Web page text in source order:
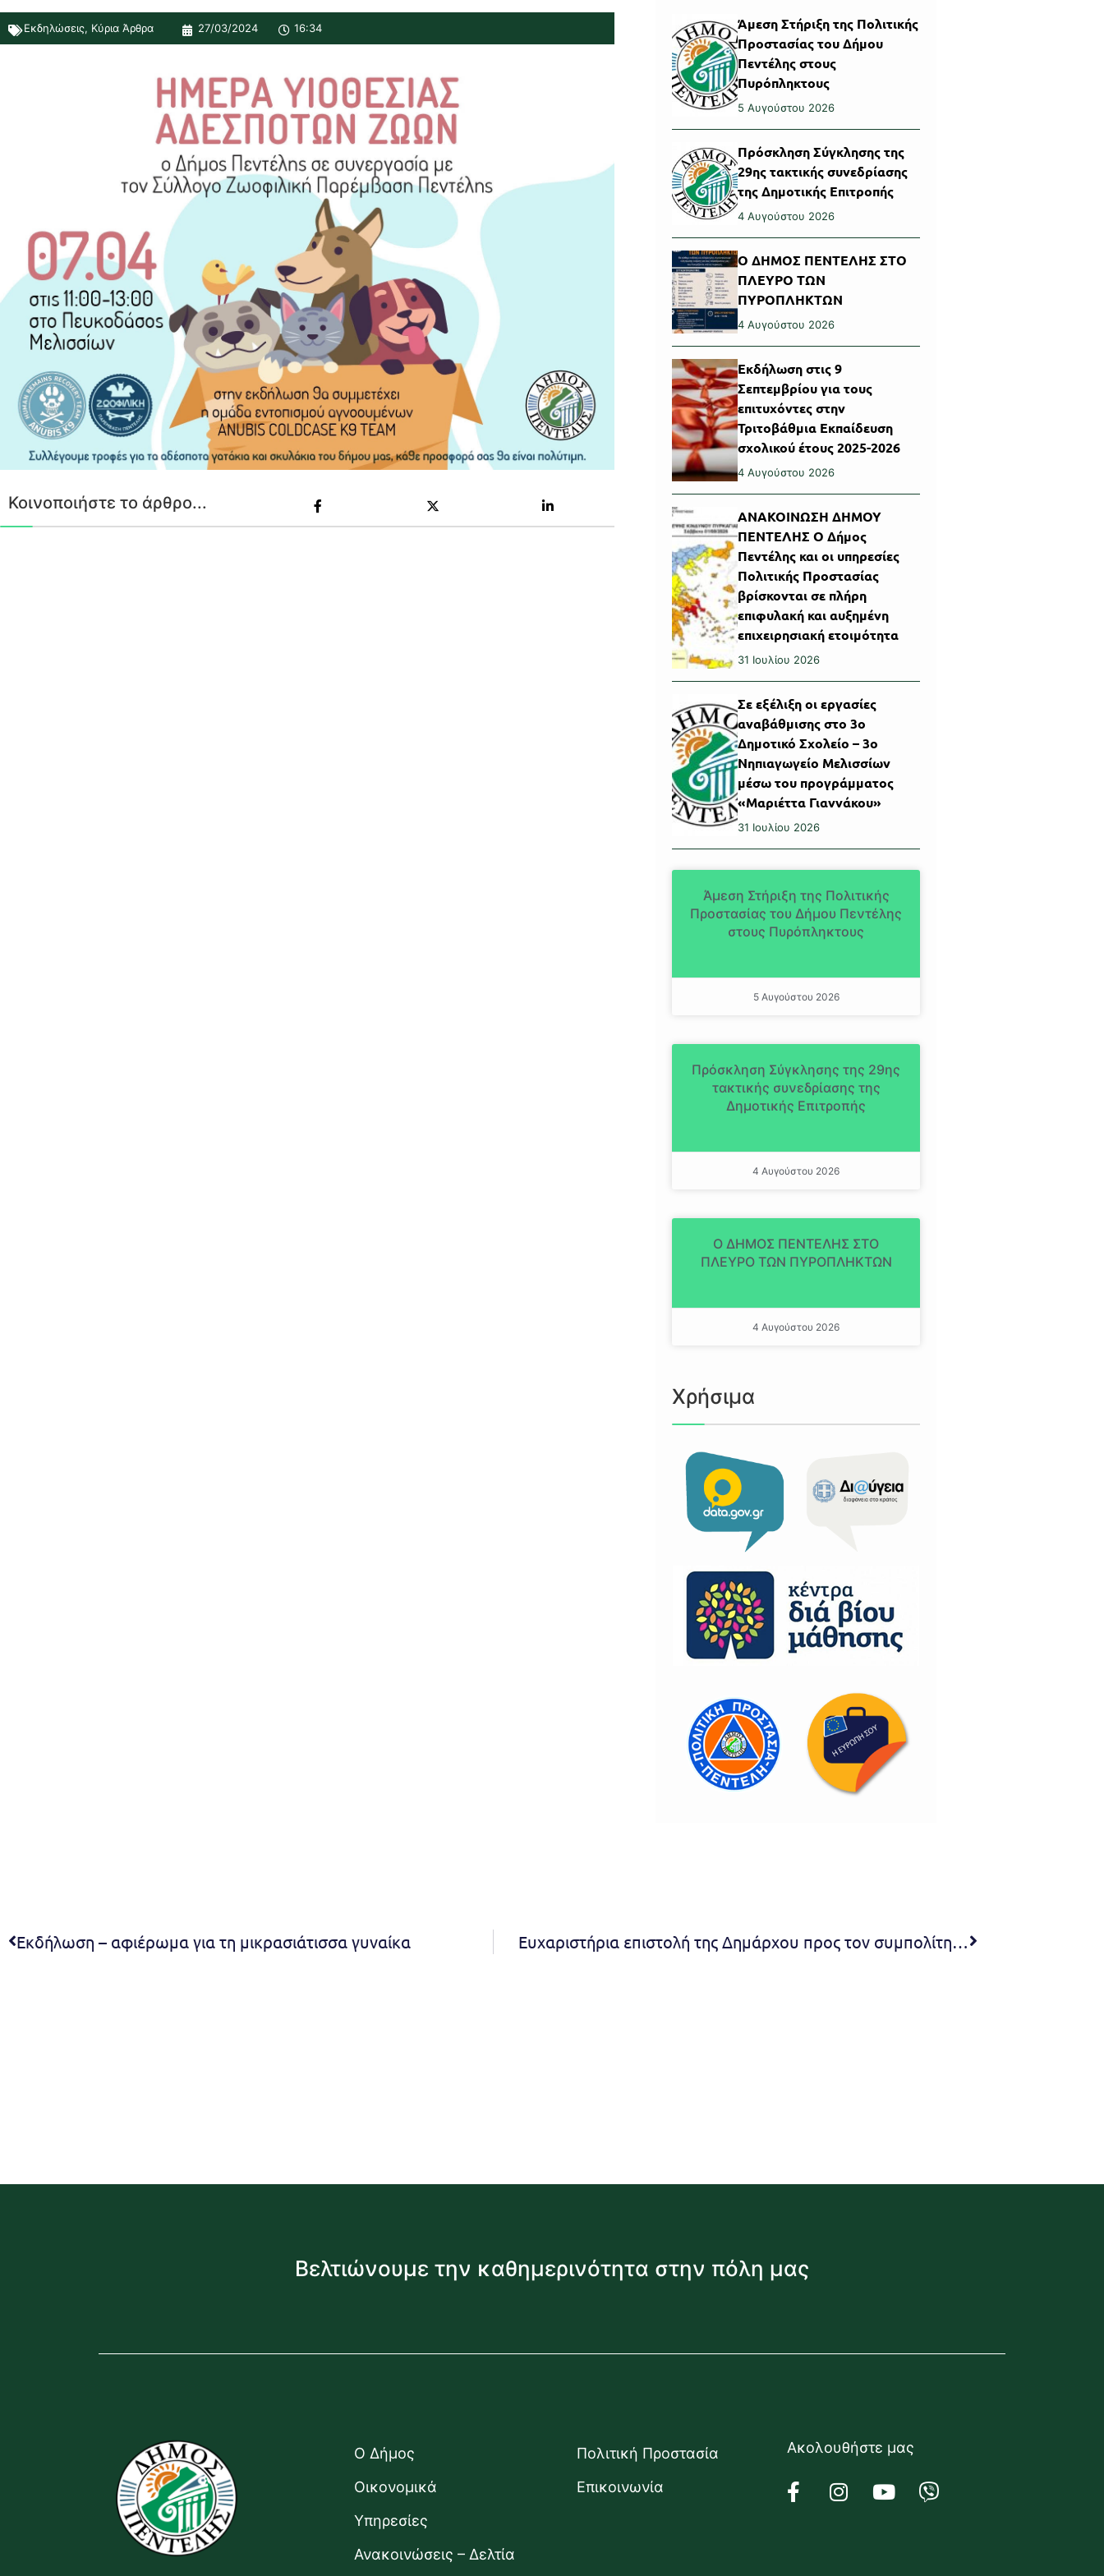
Εκδηλώσεις, Κύρια Άρθρα 27/03/2024 16:34
Κοινοποιήστε το άρθρο...
Άμεση Στήριξη της Πολιτικής
Προστασίας του Δήμου
Πεντέλης στους
Πυρόπληκτους
5 Αυγούστου 2026
Πρόσκληση Σύγκλησης της
29ης τακτικής συνεδρίασης
της Δημοτικής Επιτροπής
4 Αυγούστου 2026
Ο ΔΗΜΟΣ ΠΕΝΤΕΛΗΣ ΣΤΟ
ΠΛΕΥΡΟ ΤΩΝ
ΠΥΡΟΠΛΗΚΤΩΝ
4 Αυγούστου 2026
Εκδήλωση στις 9
Σεπτεμβρίου για τους
επιτυχόντες στην
Τριτοβάθμια Εκπαίδευση
σχολικού έτους 2025-2026
4 Αυγούστου 2026
ΑΝΑΚΟΙΝΩΣΗ ΔΗΜΟΥ
ΠΕΝΤΕΛΗΣ Ο Δήμος
Πεντέλης και οι υπηρεσίες
Πολιτικής Προστασίας
βρίσκονται σε πλήρη
επιφυλακή και αυξημένη
επιχειρησιακή ετοιμότητα
31 Ιουλίου 2026
Σε εξέλιξη οι εργασίες
αναβάθμισης στο 3ο
Δημοτικό Σχολείο – 3ο
Νηπιαγωγείο Μελισσίων
μέσω του προγράμματος
«Μαριέττα Γιαννάκου»
31 Ιουλίου 2026
Άμεση Στήριξη της Πολιτικής
Προστασίας του Δήμου Πεντέλης
στους Πυρόπληκτους
5 Αυγούστου 2026
Πρόσκληση Σύγκλησης της 29ης
τακτικής συνεδρίασης της
Δημοτικής Επιτροπής
4 Αυγούστου 2026
Ο ΔΗΜΟΣ ΠΕΝΤΕΛΗΣ ΣΤΟ
ΠΛΕΥΡΟ ΤΩΝ ΠΥΡΟΠΛΗΚΤΩΝ
4 Αυγούστου 2026
Χρήσιμα
Εκδήλωση – αφιέρωμα για τη μικρασιάτισσα γυναίκα Ευχαριστήρια επιστολή της Δημάρχου προς τον συμπολίτη μας και επιχειρηματία κ. Σπύρο Φρεμεντίτη
Βελτιώνουμε την καθημερινότητα στην πόλη μας
Ο Δήμος
Οικονομικά
Υπηρεσίες
Ανακοινώσεις – Δελτία
Πολιτική Προστασία
Επικοινωνία
Ακολουθήστε μας